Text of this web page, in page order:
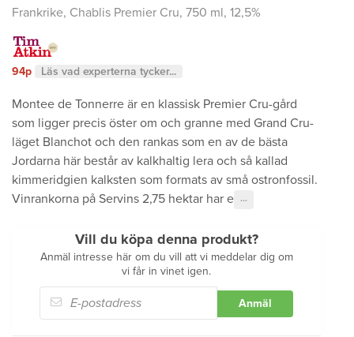
Frankrike, Chablis Premier Cru, 750 ml, 12,5%
94p Läs vad experterna tycker...
Montee de Tonnerre är en klassisk Premier Cru-gård
som ligger precis öster om och granne med Grand Cru-
läget Blanchot och den rankas som en av de bästa
Jordarna här består av kalkhaltig lera och så kallad
kimmeridgien kalksten som formats av små ostronfossil.
Vinrankorna på Servins 2,75 hektar har e
···
Vill du köpa denna produkt?
Anmäl intresse här om du vill att vi meddelar dig om
vi får in vinet igen.
Anmäl